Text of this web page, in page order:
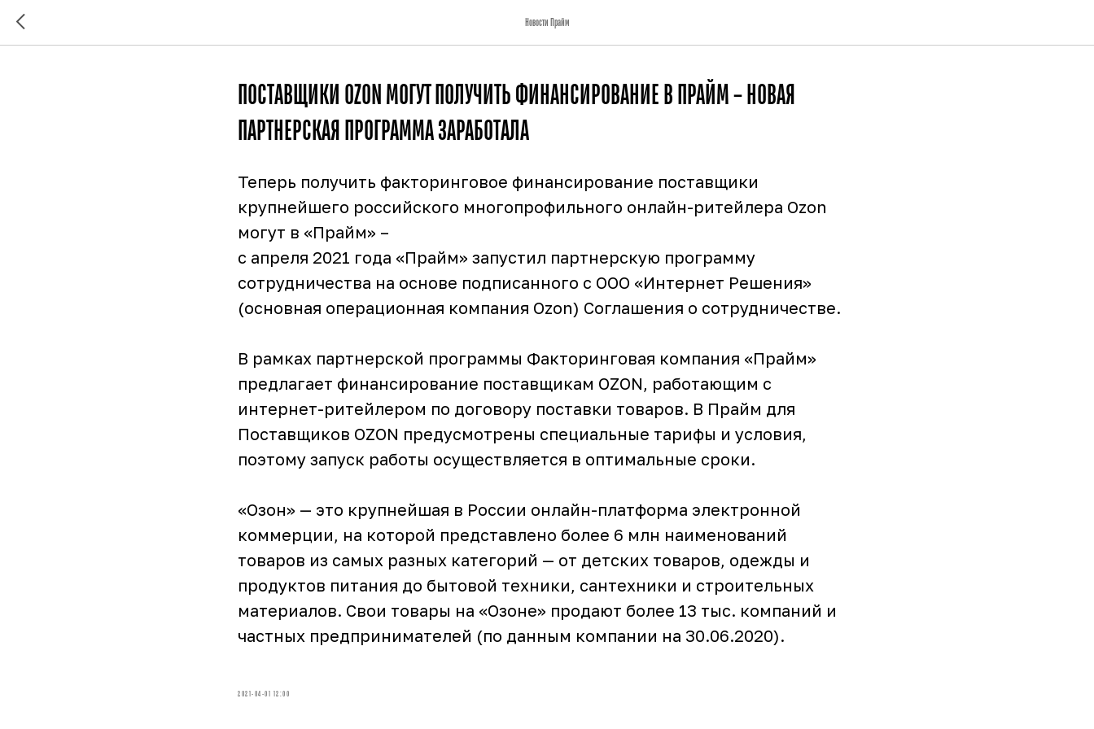
Новости Прайм
ПОСТАВЩИКИ OZON МОГУТ ПОЛУЧИТЬ ФИНАНСИРОВАНИЕ В ПРАЙМ – НОВАЯ
ПАРТНЕРСКАЯ ПРОГРАММА ЗАРАБОТАЛА
Теперь получить факторинговое финансирование поставщики
крупнейшего российского многопрофильного онлайн-ритейлера Ozon
могут в «Прайм» –
с апреля 2021 года «Прайм» запустил партнерскую программу
сотрудничества на основе подписанного с ООО «Интернет Решения»
(основная операционная компания Ozon) Соглашения о сотрудничестве.
В рамках партнерской программы Факторинговая компания «Прайм»
предлагает финансирование поставщикам OZON, работающим с
интернет-ритейлером по договору поставки товаров. В Прайм для
Поставщиков OZON предусмотрены специальные тарифы и условия,
поэтому запуск работы осуществляется в оптимальные сроки.
«Озон» — это крупнейшая в России онлайн-платформа электронной
коммерции, на которой представлено более 6 млн наименований
товаров из самых разных категорий — от детских товаров, одежды и
продуктов питания до бытовой техники, сантехники и строительных
материалов. Свои товары на «Озоне» продают более 13 тыс. компаний и
частных предпринимателей (по данным компании на 30.06.2020).
2021-04-01 12:00